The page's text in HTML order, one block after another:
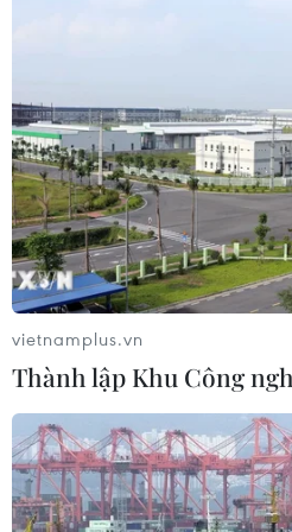
Israel và Hội đồng Hòa bình
luận giải giáp vũ khí tại Gaza
04/08/2026 05:06
Iran đề xuất thành lập liên
ninh giữa các nước Hồi
khu vực
04/08/2026 03:21
Iran ra điều kiện gì
trước khi mở lại Eo biển
03/08/2026 16:12
vietnamplus.vn
Thành lập Khu Công